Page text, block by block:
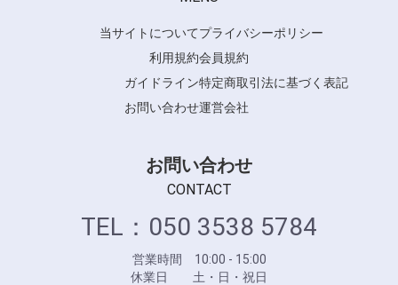
当サイトについてプライバシーポリシー
利用規約会員規約
ガイドライン特定商取引法に基づく表記
お問い合わせ運営会社
お問い合わせ
CONTACT
TEL：050 3538 5784
営業時間 10:00 - 15:00
休業日 土・日・祝日